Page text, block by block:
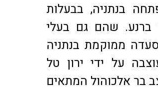
בנתניה, בבעלות
ברנע. שהם גם בעלי
ממוקמת בנתניה
על ידי ירון טל
בר אלכוהול המתאים